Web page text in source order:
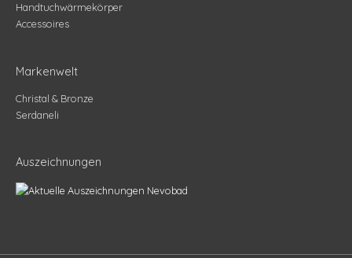
Handtuchwärmekörper
Accessoires
Markenwelt
Christal & Bronze
Serdaneli
Auszeichnungen